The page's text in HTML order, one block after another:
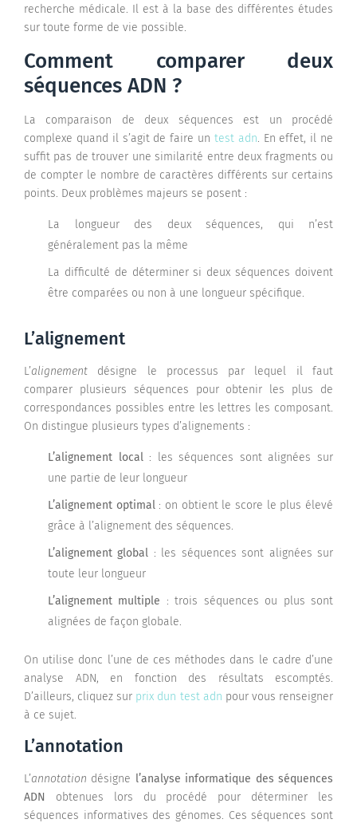
recherche médicale. Il est à la base des différentes études
sur toute forme de vie possible.
Comment comparer deux
séquences ADN ?
La comparaison de deux séquences est un procédé
complexe quand il s’agit de faire un test adn. En effet, il ne
suffit pas de trouver une similarité entre deux fragments ou
de compter le nombre de caractères différents sur certains
points. Deux problèmes majeurs se posent :
La longueur des deux séquences, qui n’est
généralement pas la même
La difficulté de déterminer si deux séquences doivent
être comparées ou non à une longueur spécifique.
L’alignement
L’alignement désigne le processus par lequel il faut
comparer plusieurs séquences pour obtenir les plus de
correspondances possibles entre les lettres les composant.
On distingue plusieurs types d’alignements :
L’alignement local: les séquences sont alignées sur
une partie de leur longueur
L’alignement optimal: on obtient le score le plus élevé
grâce à l’alignement des séquences.
L’alignement global : les séquences sont alignées sur
toute leur longueur
L’alignement multiple : trois séquences ou plus sont
alignées de façon globale.
On utilise donc l’une de ces méthodes dans le cadre d’une
analyse ADN, en fonction des résultats escomptés.
D’ailleurs, cliquez sur prix dun test adn pour vous renseigner
à ce sujet.
L’annotation
L’annotation désigne l’analyse informatique des séquences
ADN obtenues lors du procédé pour déterminer les
séquences informatives des génomes. Ces séquences sont